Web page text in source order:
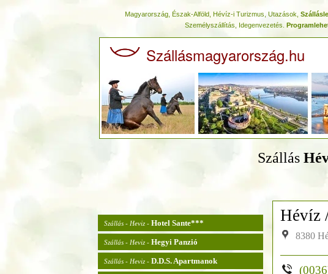
Magyarország, Észak-Alföld, Hévíz-i Turizmus, Utazások,
Személyszállítás, Idegenvezetés.
Szállásmagyarország.hu
Szállás
Szállás - Heviz - Hotel Sante***
Szállás - Heviz - Hegyi Panzió
Szállás - Heviz - D.D.S. Apartmanok
Hévíz
8380